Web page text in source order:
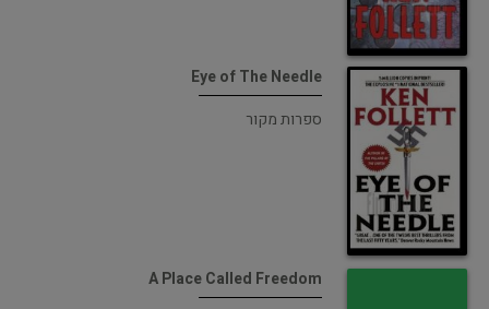
Eye of The Needle
ספרות מקור
A Place Called Freedom